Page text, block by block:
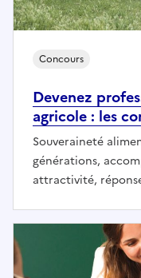
Devenez
agricole : les
Concours
Souveraineté
générations,
attractivité,